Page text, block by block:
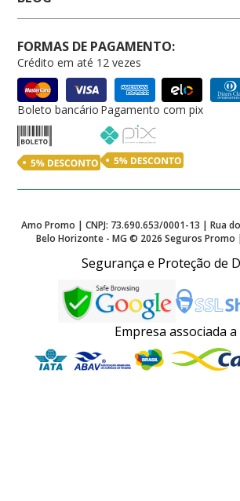
FORMAS DE PAGAMENTO:
Crédito em até 12 vezes
Boleto bancário Pagamento com pix
Amo Promo | CNPJ: 73.690.653/0001-13 | Rua
Belo Horizonte - MG © 2026 Seguros Promo
Segurança e Proteção de
Empresa associada a